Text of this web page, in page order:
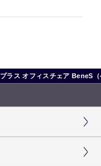
プラス オフィスチェア BeneS